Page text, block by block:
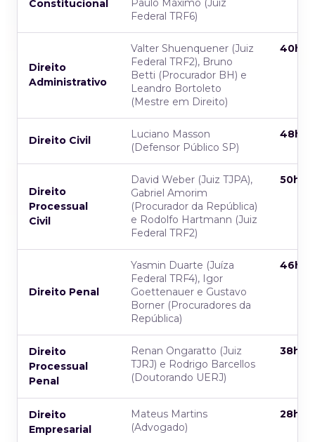
Constitucional
Paulo Máximo (Juiz
Federal TRF6)
Direito
Administrativo
Valter Shuenquener (Juiz
Federal TRF2), Bruno
Betti (Procurador BH) e
Leandro Bortoleto
(Mestre em Direito)
40h
Direito Civil
Luciano Masson
(Defensor Público SP)
48h
Direito
Processual
Civil
David Weber (Juiz TJPA),
Gabriel Amorim
(Procurador da República)
e Rodolfo Hartmann (Juiz
Federal TRF2)
50h
Direito Penal
Yasmin Duarte (Juíza
Federal TRF4), Igor
Goettenauer e Gustavo
Borner (Procuradores da
República)
46h
Direito
Processual
Penal
Renan Ongaratto (Juiz
TJRJ) e Rodrigo Barcellos
(Doutorando UERJ)
38h
Direito
Empresarial
Mateus Martins
(Advogado)
28h